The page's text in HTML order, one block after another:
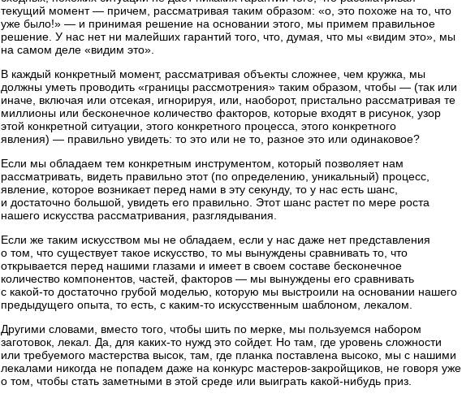
текущий момент — причем, рассматривая таким образом: «о, это похоже на то, что
уже было!» — и принимая решение на основании этого, мы примем правильное
решение. У нас нет ни малейших гарантий того, что, думая, что мы «видим это», мы
на самом деле «видим это».
В каждый конкретный момент, рассматривая объекты сложнее, чем кружка, мы
должны уметь проводить «границы рассмотрения» таким образом, чтобы — (так или
иначе, включая или отсекая, игнорируя, или, наоборот, пристально рассматривая те
миллионы или бесконечное количество факторов, которые входят в рисунок, узор
этой конкретной ситуации, этого конкретного процесса, этого конкретного
явления) — правильно увидеть: то это или не то, разное это или одинаковое?
Если мы обладаем тем конкретным инструментом, который позволяет нам
рассматривать, видеть правильно этот (по определению, уникальный) процесс,
явление, которое возникает перед нами в эту секунду, то у нас есть шанс,
и достаточно большой, увидеть его правильно. Этот шанс растет по мере роста
нашего искусства рассматривания, разглядывания.
Если же таким искусством мы не обладаем, если у нас даже нет представления
о том, что существует такое искусство, то мы вынуждены сравнивать то, что
открывается перед нашими глазами и имеет в своем составе бесконечное
количество компонентов, частей, факторов — мы вынуждены его сравнивать
с какой-то достаточно грубой моделью, которую мы выстроили на основании нашего
предыдущего опыта, то есть, с каким-то искусственным шаблоном, лекалом.
Другими словами, вместо того, чтобы шить по мерке, мы пользуемся набором
заготовок, лекал. Да, для каких-то нужд это сойдет. Но там, где уровень сложности
или требуемого мастерства высок, там, где планка поставлена высоко, мы с нашими
лекалами никогда не попадем даже на конкурс мастеров-закройщиков, не говоря уже
о том, чтобы стать заметными в этой среде или выиграть какой-нибудь приз.